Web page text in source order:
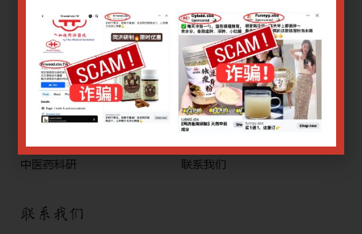
目录
关于我们
中医继续教育
中医药科研
同济医药期刊
幕捐
照片库
联系我们
联系我们